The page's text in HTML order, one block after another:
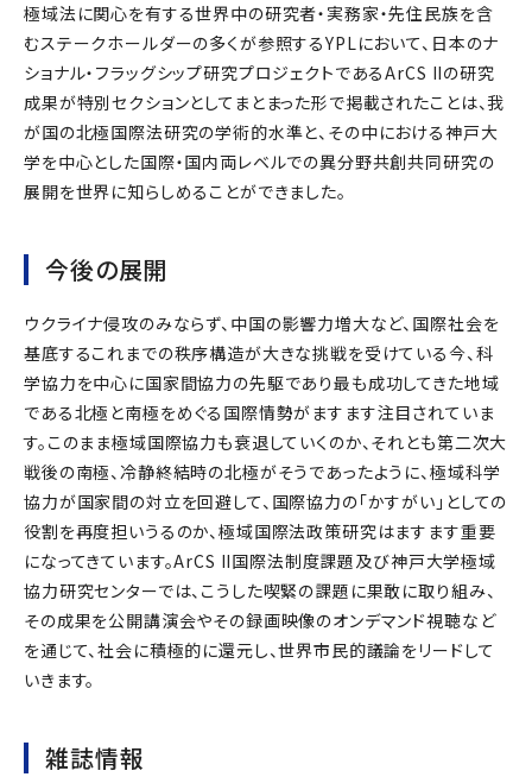
極域法に関心を有する世界中の研究者・実務家・先住民族を含
むステークホールダーの多くが参照するYPLにおいて、日本のナ
ショナル・フラッグシップ研究プロジェクトであるArCS IIの研究
成果が特別セクションとしてまとまった形で掲載されたことは、我
が国の北極国際法研究の学術的水準と、その中における神戸大
学を中心とした国際・国内両レベルでの異分野共創共同研究の
展開を世界に知らしめることができました。
今後の展開
ウクライナ侵攻のみならず、中国の影響力増大など、国際社会を
基底するこれまでの秩序構造が大きな挑戦を受けている今、科
学協力を中心に国家間協力の先駆であり最も成功してきた地域
である北極と南極をめぐる国際情勢がますます注目されていま
す。このまま極域国際協力も衰退していくのか、それとも第二次大
戦後の南極、冷静終結時の北極がそうであったように、極域科学
協力が国家間の対立を回避して、国際協力の「かすがい」としての
役割を再度担いうるのか、極域国際法政策研究はますます重要
になってきています。ArCS II国際法制度課題及び神戸大学極域
協力研究センターでは、こうした喫緊の課題に果敢に取り組み、
その成果を公開講演会やその録画映像のオンデマンド視聴など
を通じて、社会に積極的に還元し、世界市民的議論をリードして
いきます。
雑誌情報